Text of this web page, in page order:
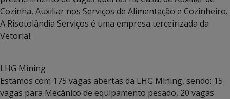
Cozinha, Auxiliar nos Serviços de Alimentação e Cozinheiro.
A Risotolândia Serviços é uma empresa terceirizada da
Vetorial.
LHG Mining
Estamos com 175 vagas abertas da LHG Mining, sendo: 15
vagas para Mecânico de equipamento pesado, 20 vagas